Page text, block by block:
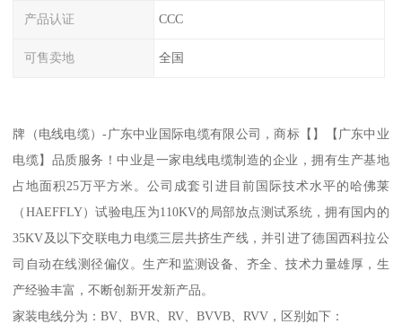
产品认证 CCC
可售卖地 全国
牌（电线电缆）-广东中业国际电缆有限公司，商标【】【广东中业
电缆】品质服务！中业是一家电线电缆制造的企业，拥有生产基地
占地面积25万平方米。公司成套引进目前国际技术水平的哈佛莱
（HAEFFLY）试验电压为110KV的局部放点测试系统，拥有国内的
35KV及以下交联电力电缆三层共挤生产线，并引进了德国西科拉公
司自动在线测径偏仪。生产和监测设备、齐全、技术力量雄厚，生
产经验丰富，不断创新开发新产品。
家装电线分为：BV、BVR、RV、BVVB、RVV，区别如下：